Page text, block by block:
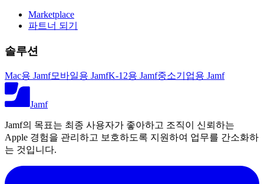
Marketplace
파트너 되기
솔루션
Mac용 Jamf모바일용 JamfK-12용 Jamf중소기업용 Jamf
Jamf
Jamf의 목표는 최종 사용자가 좋아하고 조직이 신뢰하는
Apple 경험을 관리하고 보호하도록 지원하여 업무를 간소화하
는 것입니다.